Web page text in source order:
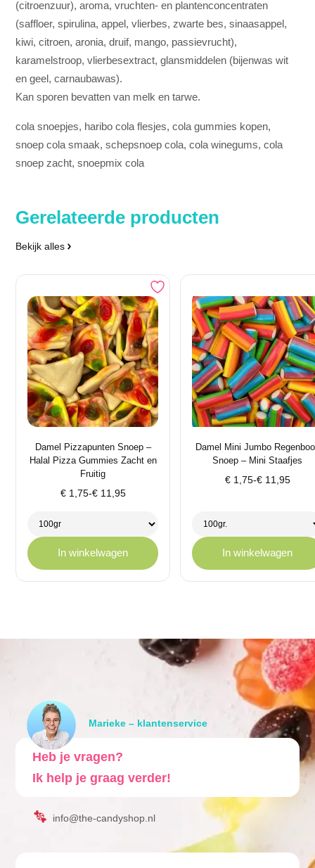
(citroenzuur), aroma, vruchten- en plantenconcentraten
(saffloer, spirulina, appel, vlierbes, zwarte bes, sinaasappel,
kiwi, citroen, aronia, druif, mango, passievrucht),
karamelstroop, vlierbesextract, glansmiddelen (bijenwas wit
en geel, carnaubawas).
Kan sporen bevatten van melk en tarwe.
cola snoepjes, haribo cola flesjes, cola gummies kopen,
snoep cola smaak, schepsnoep cola, cola winegums, cola
snoep zacht, snoepmix cola
Gerelateerde producten
Bekijk alles
Damel Pizzapunten Snoep –
Halal Pizza Gummies Zacht en
Fruitig
€1,75-€11,95
Prijsklasse:
tot
€ 11,95
In winkelwagen
Damel Mini Jumbo
Snoep – Mini Staafjes
€1,75-€11,95
Prijsklasse:
€ 11,95
In winkelwagen
Marieke – klantenservice
Heb je vragen?
Ik help je graag verder!
info@the-candyshop.nl